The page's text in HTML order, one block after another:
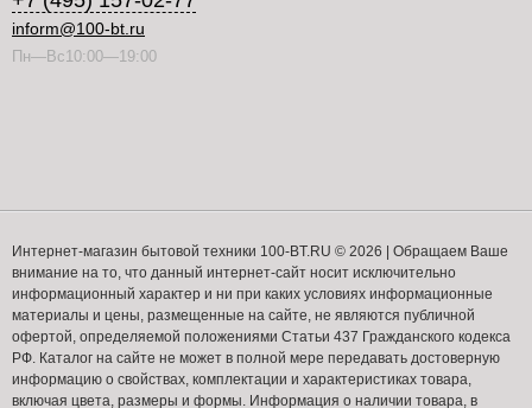
inform@100-bt.ru
Пн—Вс10:00—19:00
Интернет-магазин бытовой техники 100-BT.RU © 2026 | Обращаем Ваше
внимание на то, что данный интернет-сайт носит исключительно
информационный характер и ни при каких условиях информационные
материалы и цены, размещенные на сайте, не являются публичной
офертой, определяемой положениями Статьи 437 Гражданского кодекса
РФ. Каталог на сайте не может в полной мере передавать достоверную
информацию о свойствах, комплектации и характеристиках товара,
включая цвета, размеры и формы. Информация о наличии товара, в